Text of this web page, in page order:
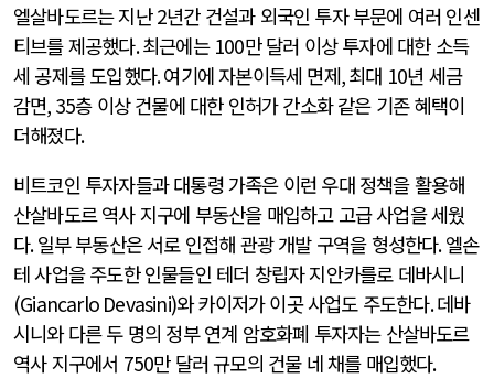
엘살바도르는 지난2년간 건설과 외국인 투자 부문에 여러 인센
티브를 제공했다.최근에는 100만 달러 이상 투자에 대한 소득
세 공제를 도입했다.여기에 자본이득세 면제,최대 10년 세금
감면, 35층 이상 건물에 대한 인허가 간소화 같은 기존 혜택이
더해졌다.
비트코인 투자자들과 대통령 가족은 이런 우대 정책을 활용해
산살바도르 역사 지구에 부동산을 매입하고 고급 사업을 세웠
다.일부 부동산은 서로 인접해 관광 개발 구역을 형성한다.엘손
테 사업을 주도한 인물들인 테더 창립자 지안카를로 데바시니
(Giancarlo Devasini)와 카이저가 이곳 사업도 주도한다.데바
시니와 다른 두 명의 정부 연계 암호화폐 투자자는 산살바도르
역사 지구에서 750만 달러 규모의 건물 네 채를 매입했다.